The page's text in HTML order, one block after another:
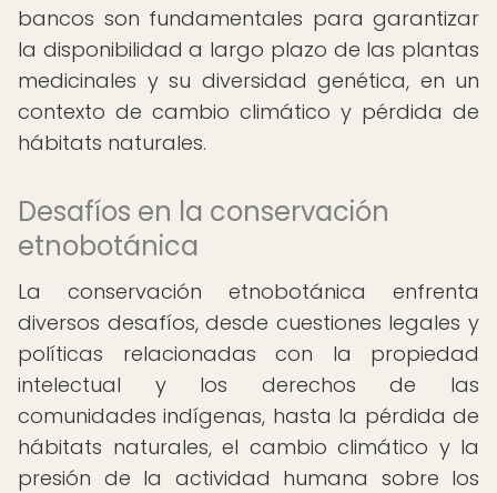
bancos son fundamentales para garantizar
la disponibilidad a largo plazo de las plantas
medicinales y su diversidad genética, en un
contexto de cambio climático y pérdida de
hábitats naturales.
Desafíos en la conservación
etnobotánica
La conservación etnobotánica enfrenta
diversos desafíos, desde cuestiones legales y
políticas relacionadas con la propiedad
intelectual y los derechos de las
comunidades indígenas, hasta la pérdida de
hábitats naturales, el cambio climático y la
presión de la actividad humana sobre los